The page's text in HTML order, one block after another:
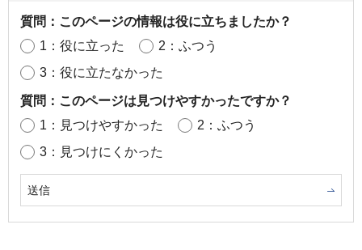
質問：このページの情報は役に立ちましたか？
1：役に立った
2：ふつう
3：役に立たなかった
質問：このページは見つけやすかったですか？
1：見つけやすかった
2：ふつう
3：見つけにくかった